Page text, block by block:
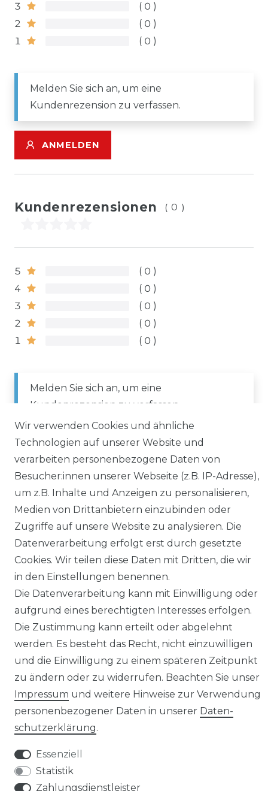
3
0
2
0
1
0
Melden Sie sich an, um eine
Kundenrezension zu verfassen.
ANMELDEN
Kundenrezensionen (0)
5
0
4
0
3
0
2
0
1
0
Melden Sie sich an, um eine
Kundenrezension zu verfassen.
ANMELDEN
Impressum Daten­schutz­erklärung
AGB Barrierefreiheitserklärung
Widerrufs­recht
VERTRAG WIDERRUFEN
Wir verwenden Cookies und ähnliche
Technologien auf unserer Website und
verarbeiten personenbezogene Daten von
Besucher:innen unserer Webseite (z.B. IP-Adresse),
um z.B. Inhalte und Anzeigen zu personalisieren,
Medien von Drittanbietern einzubinden oder
Zugriffe auf unsere Website zu analysieren. Die
Datenverarbeitung erfolgt erst durch gesetzte
Cookies. Wir teilen diese Daten mit Dritten, die wir
in den Einstellungen benennen.
Die Datenverarbeitung kann mit Einwilligung oder
aufgrund eines berechtigten Interesses erfolgen.
Die Zustimmung kann erteilt oder abgelehnt
werden. Es besteht das Recht, nicht einzuwilligen
und die Einwilligung zu einem späteren Zeitpunkt
zu ändern oder zu widerrufen. Beachten Sie unser
Impressum und weitere Hinweise zur Verwendung
personenbezogener Daten in unserer Daten­
schutz­erklärung.
Essenziell
Statistik
Zahlungsdienstleister